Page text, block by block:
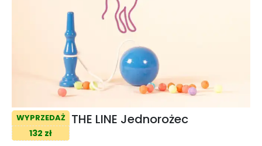
WYPRZEDAŻ
132 zł
THE LINE Jednorożec